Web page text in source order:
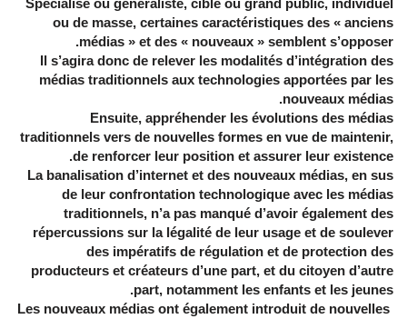
Spécialisé ou généraliste, ciblé ou grand public, individuel
ou de masse, certaines caractéristiques des « anciens
médias » et des « nouveaux » semblent s’opposer.
Il s’agira donc de relever les modalités d’intégration des
médias traditionnels aux technologies apportées par les
nouveaux médias.
Ensuite, appréhender les évolutions des médias
traditionnels vers de nouvelles formes en vue de maintenir,
de renforcer leur position et assurer leur existence.
La banalisation d’internet et des nouveaux médias, en sus
de leur confrontation technologique avec les médias
traditionnels, n’a pas manqué d’avoir également des
répercussions sur la légalité de leur usage et de soulever
des impératifs de régulation et de protection des
producteurs et créateurs d’une part, et du citoyen d’autre
part, notamment les enfants et les jeunes.
Les nouveaux médias ont également introduit de nouvelles